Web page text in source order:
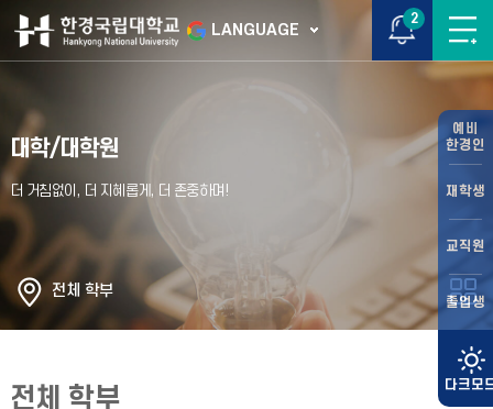
LANGUAGE
2
예비
한경인
재학생
교직원
졸업생
대학/대학원
전체 학부
전체 학부